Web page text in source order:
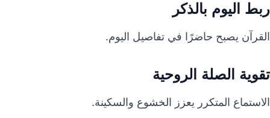
ربط اليوم بالذكر
القرآن يصبح حاضرًا في تفاصيل اليوم.
تقوية الصلة الروحية
الاستماع المتكرر يعزز الخشوع والسكينة.